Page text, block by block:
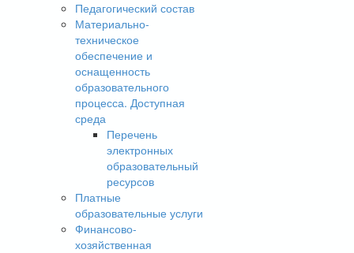
Педагогический состав
Материально-
техническое
обеспечение и
оснащенность
образовательного
процесса. Доступная
среда
Перечень
электронных
образовательный
ресурсов
Платные
образовательные услуги
Финансово-
хозяйственная